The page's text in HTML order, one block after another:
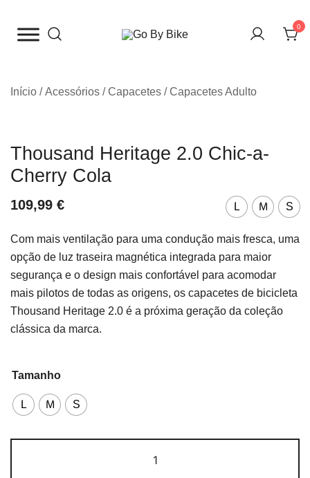
para
0
Início /Acessórios /Capacetes /Capacetes Adulto
Thousand Heritage 2.0 Chic-a-
Cherry Cola
109,99 € L M S
Com mais ventilação para uma condução mais fresca, uma
opção de luz traseira magnética integrada para maior
segurança e o design mais confortável para acomodar
mais pilotos de todas as origens, os capacetes de bicicleta
Thousand Heritage 2.0 é a próxima geração da coleção
clássica da marca.
Tamanho
L M S
de